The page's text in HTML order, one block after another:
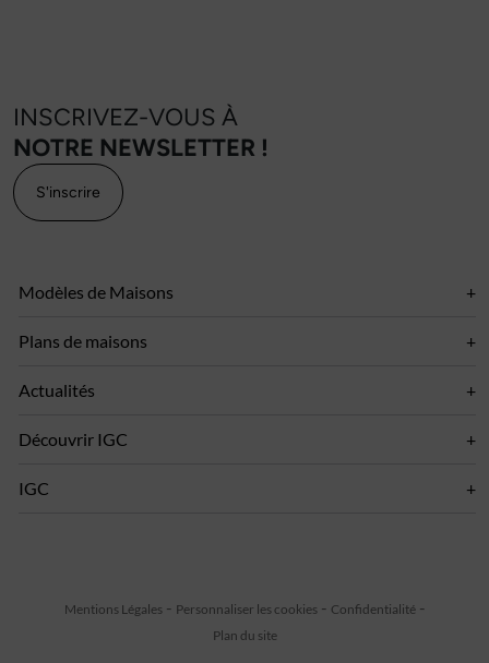
INSCRIVEZ-VOUS À
NOTRE NEWSLETTER !
S'inscrire
Modèles de Maisons
Plans de maisons
Actualités
Découvrir IGC
IGC
Mentions Légales Personnaliser les cookies
Confidentialité
Plan du site